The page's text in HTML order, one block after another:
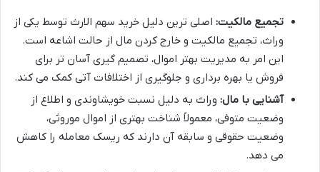
تجمیع مالکیت: اصلی ترین دلیل خرید سهم الارث توسط یکی از
وراث، تجمیع مالکیت و خارج کردن مال از حالت اشاعه است.
این امر به مدیریت بهتر اموال، تصمیم گیری آسان تر برای
فروش یا بهره برداری و جلوگیری از اختلافات آتی کمک می کند.
آشنایی با مال: وراث به دلیل نسبت خویشاوندی و اطلاع از
وضعیت متوفی، معمولاً شناخت بهتری از اموال موروثی،
وضعیت حقوقی و سابقه آن دارند که ریسک معامله را کاهش
می دهد.